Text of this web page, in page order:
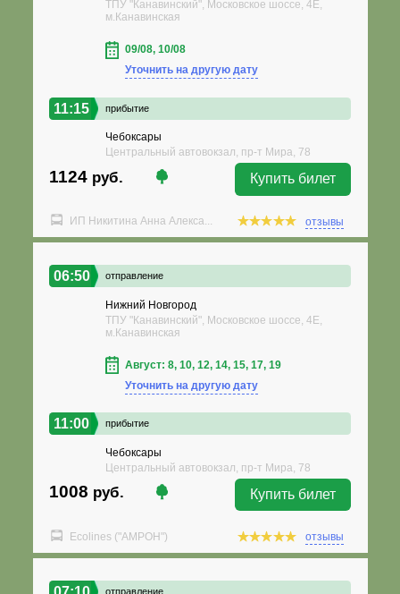
ТПУ "Канавинский", Московское шоссе, 4Е,
м.Канавинская
09/08, 10/08
Уточнить на другую дату
11:15 прибытие
Чебоксары
Центральный автовокзал, пр-т Мира, 78
1124 руб. Купить билет
ИП Никитина Анна Алекса... отзывы
06:50 отправление
Нижний Новгород
ТПУ "Канавинский", Московское шоссе, 4Е,
м.Канавинская
Август: 8, 10, 12, 14, 15, 17, 19
Уточнить на другую дату
11:00 прибытие
Чебоксары
Центральный автовокзал, пр-т Мира, 78
1008 руб. Купить билет
Ecolines ("АМРОН") отзывы
отправление